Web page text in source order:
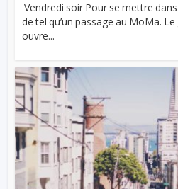
Vendredi soir Pour se mettre
de tel qu’un passage au MoMa.
ouvre...